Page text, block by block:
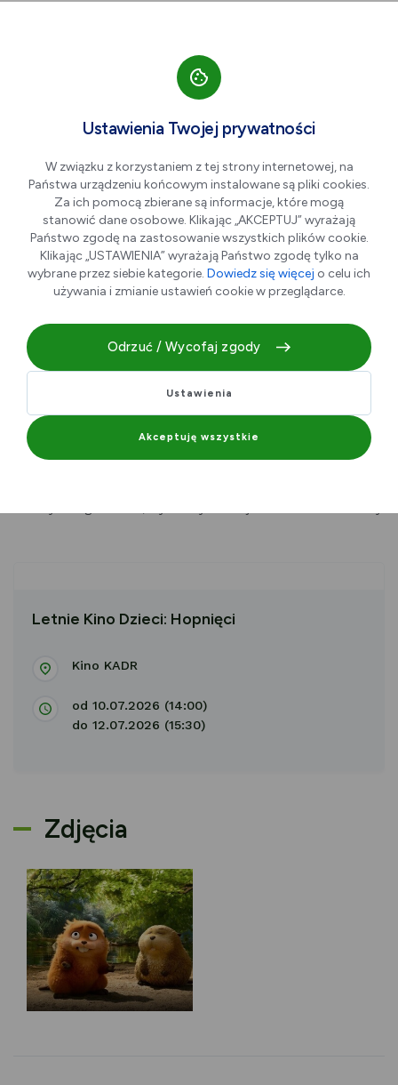
Letnie Kino Dzieci:
Gatunek - animowany, komedia
Zagłębia w Dąbrowie Górniczej
Letnie Kino Dzieci: Hopnięci
Kino KADR
od 10.07.2026 (14:00)
do 12.07.2026 (15:30)
Zdjęcia
Ustawienia Twojej prywatności
W związku z korzystaniem z tej strony internetowej, na
Państwa urządzeniu końcowym instalowane są pliki cookies.
Za ich pomocą zbierane są informacje, które mogą
stanowić dane osobowe. Klikając „AKCEPTUJ” wyrażają
Państwo zgodę na zastosowanie wszystkich plików cookie.
Klikając „USTAWIENIA” wyrażają Państwo zgodę tylko na
wybrane przez siebie kategorie. Dowiedz się więcej o celu ich
używania i zmianie ustawień cookie w przeglądarce.
Odrzuć / Wycofaj zgody
Ustawienia
Akceptuję wszystkie